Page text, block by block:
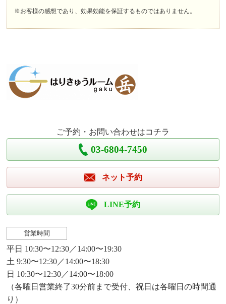
※お客様の感想であり、効果効能を保証するものではありません。
ご予約・お問い合わせはコチラ
03-6804-7450
ネット予約
LINE予約
営業時間
平日 10:30〜12:30／14:00〜19:30
土 9:30〜12:30／14:00〜18:30
日 10:30〜12:30／14:00〜18:00
（各曜日営業終了30分前まで受付、祝日は各曜日の時間通
り）